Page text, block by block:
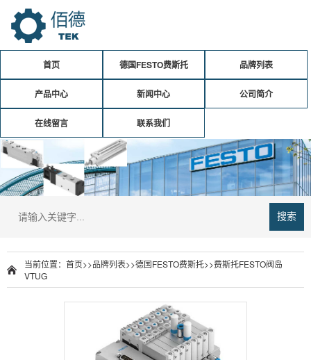
首页 德国FESTO费斯托 品牌列表
产品中心 新闻中心 公司简介
在线留言 联系我们
搜索
当前位置： 首页>>品牌列表>>德国FESTO费斯托>>费斯托FESTO阀岛
VTUG